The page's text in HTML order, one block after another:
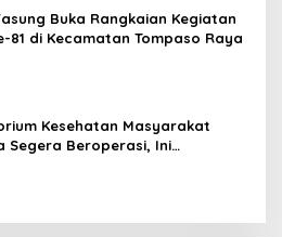
Buka Rangkaian Kegiatan
81 di Kecamatan Tompaso Raya
Kesehatan Masyarakat
Segera Beroperasi, Ini